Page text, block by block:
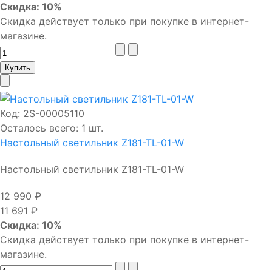
Скидка: 10%
Скидка действует только при покупке в интернет-
магазине.
Код: 2S-00005110
Осталось всего: 1 шт.
Настольный светильник Z181-TL-01-W
Настольный светильник Z181-TL-01-W
12 990 ₽
11 691 ₽
Скидка: 10%
Скидка действует только при покупке в интернет-
магазине.